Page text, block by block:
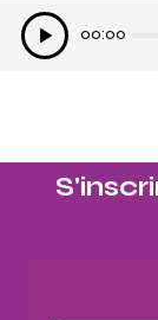
Lecteur
audio
00:00